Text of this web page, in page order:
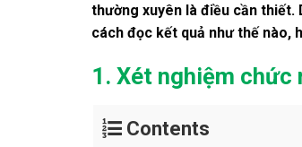
thường xuyên là điều cần thiết.
cách đọc kết quả như thế nào,
1. Xét nghiệm chức
Contents